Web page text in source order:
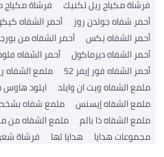
فرشاة مكياج ريل تكنيك
فرشاة مكياج
أحمر شفاه جولدن روز
أحمر الشفاه
أحمر الشفاه نِكس
أحمر الشفاه من
أحمر الشفاه ديرماكول
أحمر الشفاه
أحمر الشفاه فور إيفر 52
ملمع الشفاه
ملمع الشفاه ويت ان وايلد
ايتود هاوس
ملمع الشفاه إيسنس
ملمع شفاه
ملمع الشفاه ذا بالم
ملمع الشفاه من
مجموعات هدايا
هدايا لها فرشاة